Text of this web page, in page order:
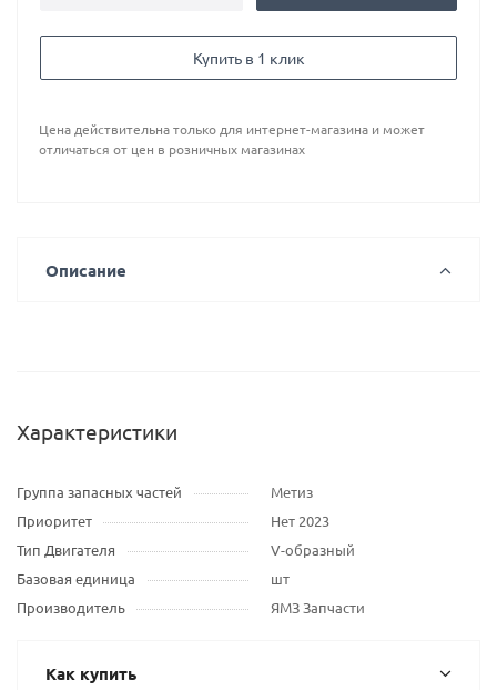
Купить в 1 клик
Цена действительна только для интернет-магазина и может
отличаться от цен в розничных магазинах
Описание
Характеристики
Группа запасных частей
Метиз
Приоритет
Нет 2023
Тип Двигателя
V-образный
Базовая единица
шт
Производитель
ЯМЗ Запчасти
Как купить